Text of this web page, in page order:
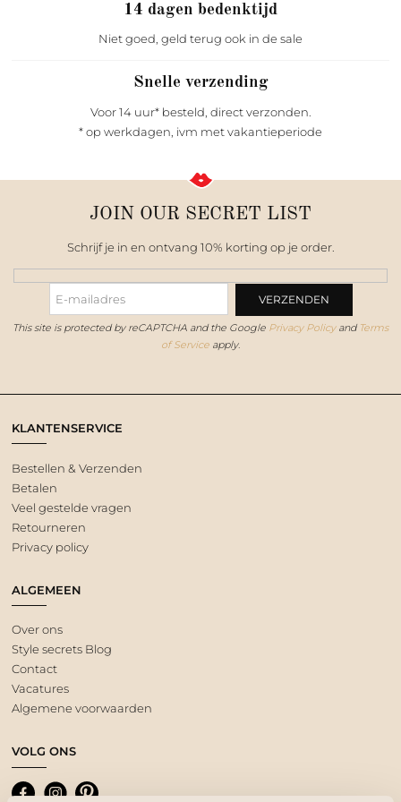
14 dagen bedenktijd
Niet goed, geld terug ook in de sale
Snelle verzending
Voor 14 uur* besteld, direct verzonden.
* op werkdagen, ivm met vakantieperiode
JOIN OUR SECRET LIST
Schrijf je in en ontvang 10% korting op je order.
This site is protected by reCAPTCHA and the Google Privacy Policyand Terms
of Service apply.
KLANTENSERVICE
Bestellen & Verzenden
Betalen
Veel gestelde vragen
Retourneren
Privacy policy
ALGEMEEN
Over ons
Style secrets Blog
Contact
Vacatures
Algemene voorwaarden
VOLG ONS